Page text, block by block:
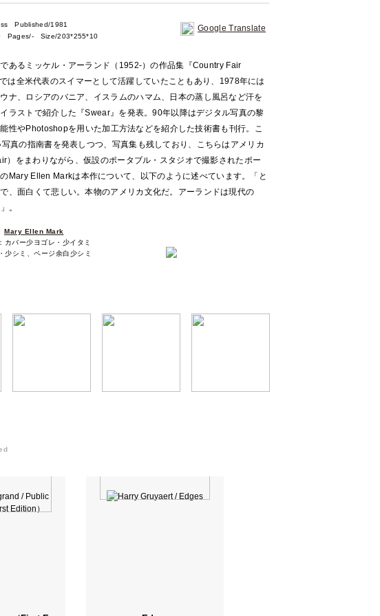
Published/1981
Pages/- Size/203*255*10
Google Translate
あるミッケル・アーランド（1952-）の作品集『Country Fair
は全米代表のスイマーとして活躍していたこともあり、1978年には
ナ、ロシアのバニア、イスラムのハマム、日本の蒸し風呂など汗を
ラストで紹介した『Swear』を発表。90年以降はデジタル写真の黎
性やPhotoshopを用いた加工方法などを紹介した技術書も刊行。こ
真の指南書を発表しつつ、写真集も残しており、こちらはアメリカ
）をまわりながら、仮設のポータブル・スタジオで撮影されたポー
Mary Ellen Markは本作について、以下のように述べています。「と
、面白くて悲しい。本物のアメリカ文化だ。アーランドは現代の
。
Mary Ellen Mark
バー少ヨゴレ・少イタミ
少シミ、ページ余白少シミ